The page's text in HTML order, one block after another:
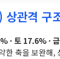
상관격 구
· 토 17.6% ·
축을 보완해,